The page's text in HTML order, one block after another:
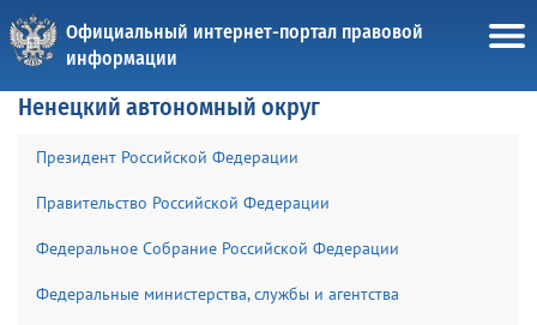
Официальный интернет-портал правовой
информации
Ненецкий автономный округ
Президент Российской Федерации
Правительство Российской Федерации
Федеральное Собрание Российской Федерации
Федеральные министерства, службы и агентства